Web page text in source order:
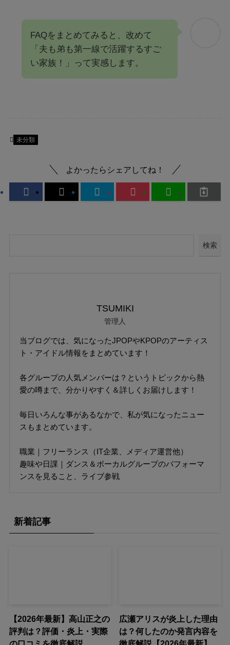
FAQをまとめてみると、改めて
「夫も弟も第一線で活躍するすご
い家族！」って実感します。
未分類
よかったらシェアしてね！
検索
TSUMIKI
管理人
当ブログでは、気になったJPOPやKPOPのアーティス
ト・アイドル情報をまとめています！
各グループの人気メンバーは？というトピックから熱
愛の噂まで、分かりやすく＆詳しくお届けします！
毎日いろんな事があるなかで、私が気になったニュー
スもまとめています。
職業｜フリーランス（IT企業、メディア運営他）
趣味や日課｜ダンス＆ボーカルグループのパフォーマ
ンスを見ること、ライブ参戦
新着記事
【2026年最新】高山正之の
評判は？評価・炎上・実際
広瀬アリスが炎上した理由
は？何したのか発言内容を